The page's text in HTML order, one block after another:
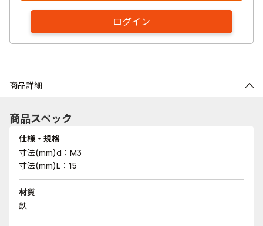
ログイン
商品詳細
商品スペック
仕様・規格
寸法(mm)d：M3
寸法(mm)L：15
材質
鉄